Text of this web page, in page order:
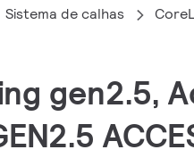
Sistema de calhas
gen2.5,